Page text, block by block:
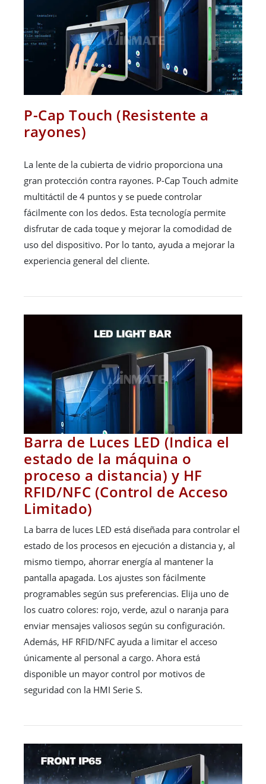
P-Cap Touch (Resistente a
rayones)
La lente de la cubierta de vidrio proporciona una
gran protección contra rayones. P-Cap Touch admite
multitáctil de 4 puntos y se puede controlar
fácilmente con los dedos. Esta tecnología permite
disfrutar de cada toque y mejorar la comodidad de
uso del dispositivo. Por lo tanto, ayuda a mejorar la
experiencia general del cliente.
Barra de Luces LED (Indica el
estado de la máquina o
proceso a distancia) y HF
RFID/NFC (Control de Acceso
Limitado)
La barra de luces LED está diseñada para controlar el
estado de los procesos en ejecución a distancia y, al
mismo tiempo, ahorrar energía al mantener la
pantalla apagada. Los ajustes son fácilmente
programables según sus preferencias. Elija uno de
los cuatro colores: rojo, verde, azul o naranja para
enviar mensajes valiosos según su configuración.
Además, HF RFID/NFC ayuda a limitar el acceso
únicamente al personal a cargo. Ahora está
disponible un mayor control por motivos de
seguridad con la HMI Serie S.